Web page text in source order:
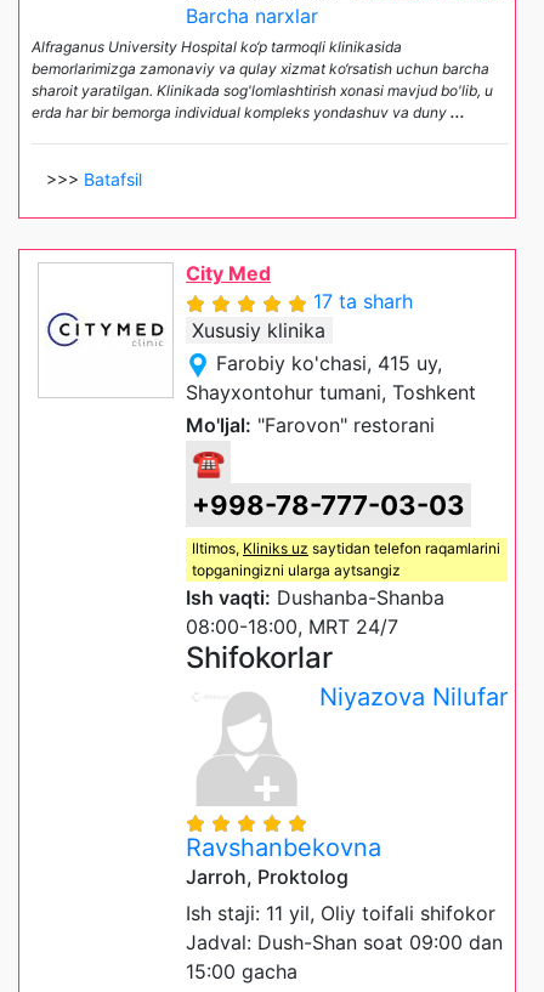
Barcha narxlar
Alfraganus University Hospital ko‘p tarmoqli klinikasida
bemorlarimizga zamonaviy va qulay xizmat ko‘rsatish uchun barcha
sharoit yaratilgan. Klinikada sog'lomlashtirish xonasi mavjud bo'lib, u
erda har bir bemorga individual kompleks yondashuv va duny ...
>>> Batafsil
City Med
17 ta sharh
Xususiy klinika
Farobiy ko'chasi, 415 uy,
Shayxontohur tumani, Toshkent
Mo'ljal: "Farovon" restorani
☎
+998-78-777-03-03
Iltimos, Kliniks uz saytidan telefon raqamlarini
topganingizni ularga aytsangiz
Ish vaqti: Dushanba-Shanba
08:00-18:00, MRT 24/7
Shifokorlar
Niyazova Nilufar
Ravshanbekovna
Jarroh, Proktolog
Ish staji: 11 yil, Oliy toifali shifokor
Jadval: Dush-Shan soat 09:00 dan
15:00 gacha